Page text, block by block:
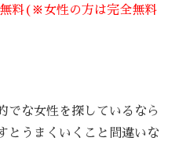
料(※女性の方は完全無料
でな女性を探しているなら
とうまくいくこと間違いな